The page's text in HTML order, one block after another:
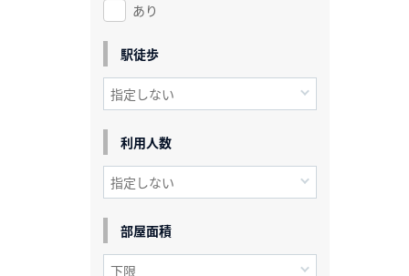
あり
駅徒歩
利用人数
部屋面積